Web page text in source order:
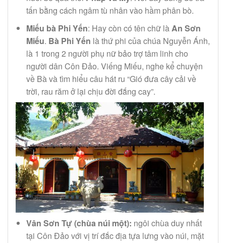
tấn bằng cách ngâm tù nhân vào hầm phân bò.
Miếu bà Phi Yến: Hay còn có tên chữ làAn Sơn
Miếu. Bà Phi Yến là thứ phi của chúa Nguyễn Ánh,
là 1 trong 2 người phụ nữ bảo trợ tâm linh cho
người dân Côn Đảo. Viếng Miếu, nghe kể chuyện
về Bà và tìm hiểu câu hát ru “Gió đưa cây cải về
trời, rau răm ở lại chịu đời đắng cay”.
Vân Sơn Tự (chùa núi một): ngôi chùa duy nhất
tại Côn Đảo với vị trí đắc địa tựa lưng vào núi, mặt